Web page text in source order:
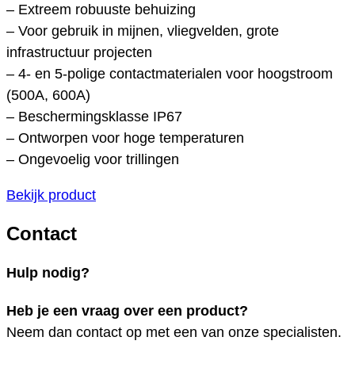
– Extreem robuuste behuizing
– Voor gebruik in mijnen, vliegvelden, grote
infrastructuur projecten
– 4- en 5-polige contactmaterialen voor hoogstroom
(500A, 600A)
– Beschermingsklasse IP67
– Ontworpen voor hoge temperaturen
– Ongevoelig voor trillingen
Bekijk product
Contact
Hulp nodig?
Heb je een vraag over een product?
Neem dan contact op met een van onze specialisten.